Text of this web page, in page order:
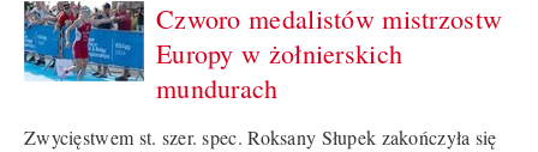
Czworo medalistów mistrzostw
Europy w żołnierskich
mundurach
Zwycięstwem st. szer. spec. Roksany Słupek zakończyła się